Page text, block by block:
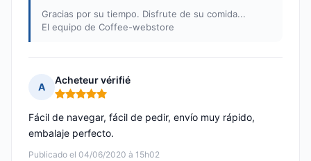
Gracias por su tiempo. Disfrute de su comida...
El equipo de Coffee-webstore
A
Acheteur vérifié
Nota: 5 de 5
Publicado el 04/06/2020 à 15h02
Fácil de navegar, fácil de pedir, envío muy rápido,
embalaje perfecto.